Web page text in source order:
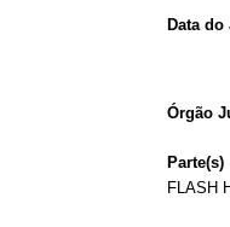
Data
Órgão
Parte(s)
FLASH